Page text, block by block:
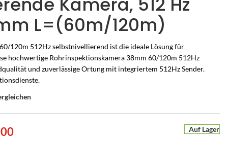
L=(60m/120m)
120m 512Hz selbstnivellierend ist die ideale Lösung für
hochwertige Rohrinspektionskamera 38mm 60/120m 512Hz
und zuverlässige Ortung mit integriertem 512Hz Sender.
Auf Lager